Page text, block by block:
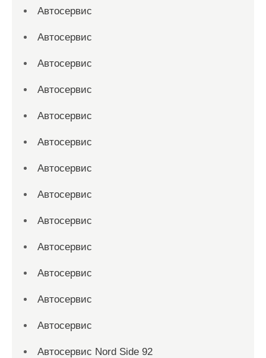
Автосервис
Автосервис
Автосервис
Автосервис
Автосервис
Автосервис
Автосервис
Автосервис
Автосервис
Автосервис
Автосервис
Автосервис
Автосервис
Автосервис Nord Side 92